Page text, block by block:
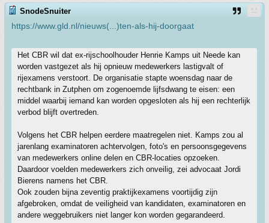
SnodeSnuiter
https://www.gld.nl/nieuws(...)ten-als-hij-doorgaat
Het CBR wil dat ex-rijschoolhouder Henrie Kamps uit Neede kan
worden vastgezet als hij opnieuw medewerkers lastigvalt of
rijexamens verstoort. De organisatie stapte woensdag naar de
rechtbank in Zutphen om zogenoemde lijfsdwang te eisen: een
middel waarbij iemand kan worden opgesloten als hij een rechterlijk
verbod blijft overtreden.
Volgens het CBR helpen eerdere maatregelen niet. Kamps zou al
jarenlang examinatoren achtervolgen, foto's en persoonsgegevens
van medewerkers online delen en CBR-locaties opzoeken.
Daardoor voelden medewerkers zich onveilig, zei advocaat Jordi
Bierens namens het CBR.
Ook zouden bijna zeventig praktijkexamens voortijdig zijn
afgebroken, omdat de veiligheid van kandidaten, examinatoren en
andere weggebruikers niet langer kon worden gegarandeerd.